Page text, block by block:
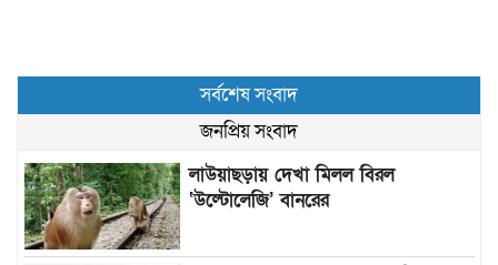
সর্বশেষ সংবাদ
জনপ্রিয় সংবাদ
লাউয়াছড়ায় দেখা মিলল বিরল
‘উল্টোলেজি’ বানরের